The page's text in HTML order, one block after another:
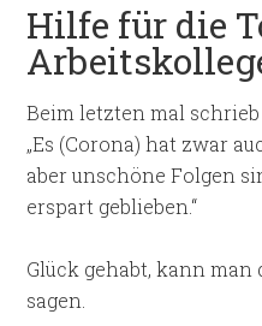
Hilfe für die
Beim letzten mal
„Es (Corona) hat zwar
aber unschöne Folgen
erspart geblieben.“
Glück gehabt, kann
sagen.